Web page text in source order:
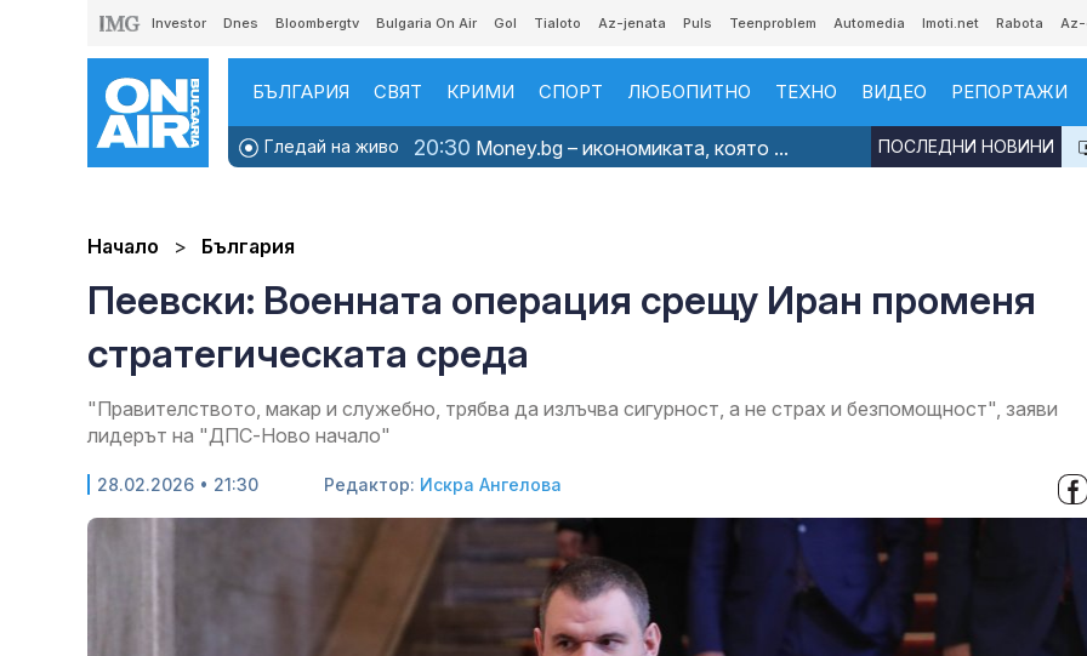
Investor Dnes Bloombergtv Bulgaria On Air Gol Tialoto Az-jenata Puls Teenproblem Automedia Imoti.net Rabota
БЪЛГАРИЯ СВЯТ КРИМИ СПОРТ ЛЮБОПИТНО ТЕХНО ВИДЕО РЕПОРТАЖИ
Гледай на живо 20:30 Money.bg – икономиката, която ... ПОСЛЕДНИ НОВИНИ
Начало България
Пеевски: Военната операция срещу Иран променя
стратегическата среда
"Правителството, макар и служебно, трябва да излъчва сигурност, а не страх и безпомощност", заяви
лидерът на "ДПС-Ново начало"
28.02.2026 • 21:30 Редактор: Искра Ангелова